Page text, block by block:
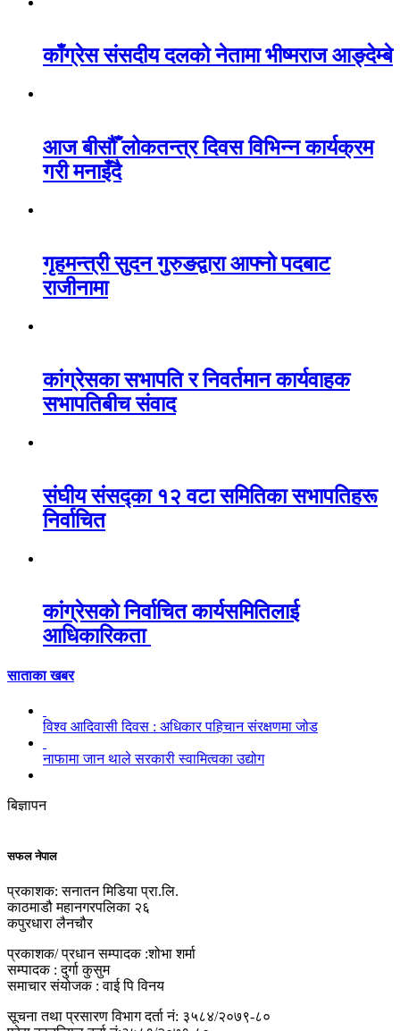
काँग्रेस संसदीय दलको नेतामा भीष्मराज आङ्देम्बे
आज बीसौँ लोकतन्त्र दिवस विभिन्न कार्यक्रम
गरी मनाइँदै
गृहमन्त्री सुदन गुरुङद्वारा आफ्नो पदबाट
राजीनामा
कांग्रेसका सभापति र निवर्तमान कार्यवाहक
सभापतिबीच संवाद
संघीय संसद्का १२ वटा समितिका सभापतिहरू
निर्वाचित
कांग्रेसको निर्वाचित कार्यसमितिलाई
आधिकारिकता
साताका खबर
विश्व आदिवासी दिवस : अधिकार पहिचान संरक्षणमा जोड
नाफामा जान थाले सरकारी स्वामित्वका उद्योग
बिज्ञापन
सफल नेपाल
प्रकाशक: सनातन मिडिया प्रा.लि.
काठमाडौ महानगरपलिका २६
कपुरधारा लैनचौर
प्रकाशक/ प्रधान सम्पादक :शोभा शर्मा
सम्पादक : दुर्गा कुसुम
समाचार संयोजक : वाई पि विनय
सूचना तथा प्रसारण विभाग दर्ता नं: ३५८४/२०७९-८०